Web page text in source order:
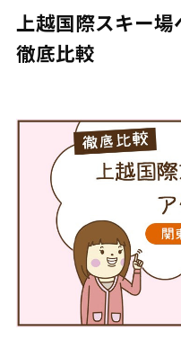
上越国際スキー
徹底比較